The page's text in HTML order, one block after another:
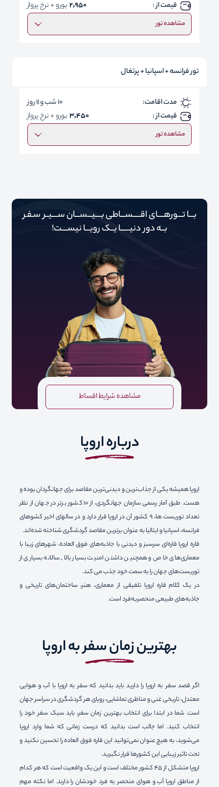
قیمت از : 2,950 یورو + نرخ پرواز
مشاهده تور
تور فرانسه + اسپانیا + پرتغال
مدت اقامت:
10 شب و 11 روز
قیمت از :
3,450 یورو + نرخ پرواز
مشاهده تور
بـــا تـــورهــــای اقـــــســـاطی بــــیـــســـان ســــیــر سـفـر
بــه دور‌‌‌‌ دنیـــــ‌‌ـا یــک رویـــا نیســــت!
مشاهده شرایط اقساط
درباره اروپا
اروپا همیشه یکی از جذاب‌ترین و دیدنی‌ترین مقاصد برای جهانگردان بوده و
هست. طبق آمار رسمی سازمان جهانگردی، از 10 کشور برتر در جهان از نظر
تعداد توریست ها، 9 کشور آن در اروپا قرار دارد و در سالهای اخیر کشوهای
فرانسه، اسپانیا و ایتالیا به عنوان برترین مقاصد گردشگری شناخته شده‌اند.
قاره اروپا قاره‌ای سرسبز و دیدنی با جاذبه‌های فوق العاده، شهرهای زیبا با
معماری‌های خاص و همچنین داشتن امنیت بسیار بالا, سالانه بسیاری از
توریست‌های جهان را به سمت خود جذب می کند.
در یک کلام قاره اروپا تلفیقی از معماری، هنر، ساختمان‌های تاریخی و
جاذبه‌های طبیعی منحصربه‌فرد است.
بهترین زمان سفر به اروپا
اگر قصد سفر به اروپا را دارید باید بدانید که سفر به اروپا با آب ‌و‌ هوایی
معتدل، تاریخی غنی و مناظری تماشایی، رویای هر گردشگری در سراسر جهان
است. شما در ابتدا برای انتخاب بهترین زمان سفر، باید سبک سفر خود را
انتخاب کنید. اما جالب است بدانید که درست زمانی که شما وارد اروپا
می‌شوید، به‌ هیچ‌‌ عنوان نمی‌توانید این قاره فوق العاده را تحسین نکنید و
تحت تاثیر زیبایی این کشورها قرار نگیرید.
اروپا متشکل از ۴۵ کشور مختلف است و این یک واقعیت است که هر کدام
از مناطق اروپا آب و هوای منحصر به فرد خودشان را دارند. اما نکته مهم